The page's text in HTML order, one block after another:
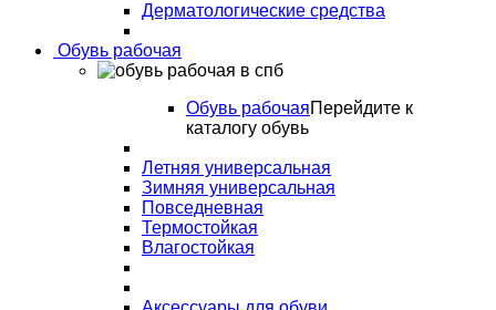
Дерматологические средства
Обувь рабочая
Обувь рабочаяПерейдите к
каталогу обувь
Летняя универсальная
Зимняя универсальная
Повседневная
Термостойкая
Влагостойкая